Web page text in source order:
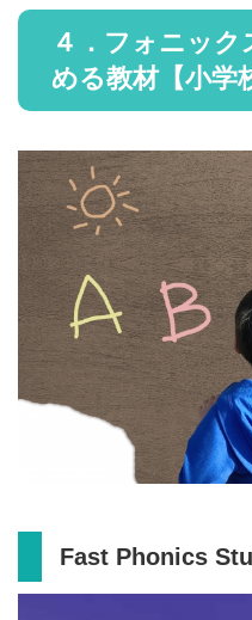
４．フォニッ
める教材【小学
Fast Phonics